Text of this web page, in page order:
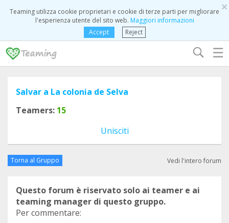
×
Teaming utilizza cookie proprietari e cookie di terze parti per migliorare
l'esperienza utente del sito web. Maggiori informazioni
Accept
Reject
☰
Salvar a La colonia de Selva
Teamers: 15
Unisciti
Torna al Gruppo Vedi l'intero forum
Questo forum è riservato solo ai teamer e ai
teaming manager di questo gruppo.
Per commentare: